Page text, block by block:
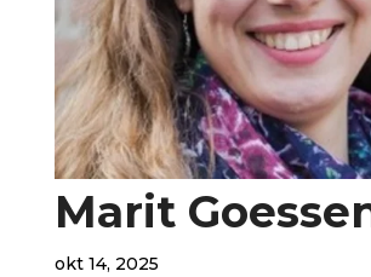
Marit
okt 14, 2025